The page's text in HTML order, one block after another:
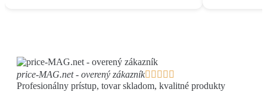
price-MAG.net - overený zákazník    
Profesionálny prístup, tovar skladom, kvalitné produkty